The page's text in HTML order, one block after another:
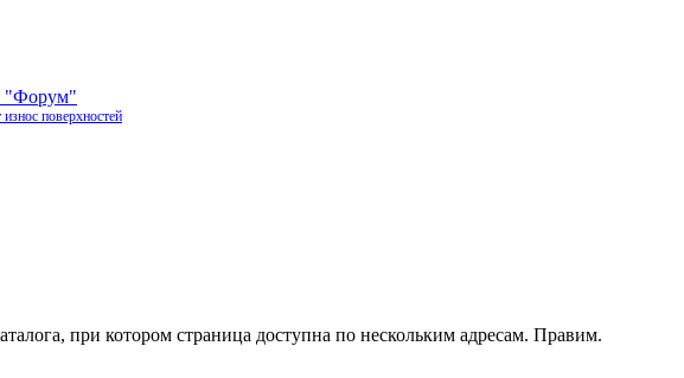
"Форум"
поверхностей
при котором страница доступна по нескольким адресам. Правим.